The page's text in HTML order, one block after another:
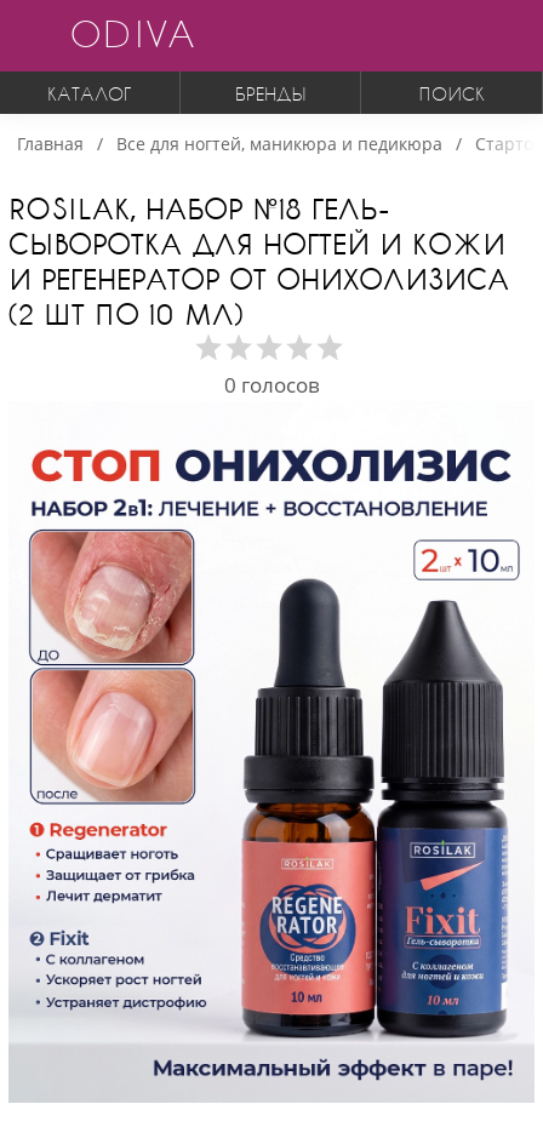
ODIVA
КАТАЛОГ БРЕНДЫ ПОИСК
Главная Все для ногтей, маникюра и педикюра
ROSILAK, НАБОР №18 ГЕЛЬ-
СЫВОРОТКА ДЛЯ НОГТЕЙ И КОЖИ
И РЕГЕНЕРАТОР ОТ ОНИХОЛИЗИСА
(2 ШТ ПО 10 МЛ)
0 голосов